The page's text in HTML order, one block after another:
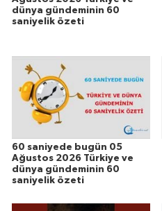
dünya gündeminin 60
saniyelik özeti
60 saniyede bugün 05
Ağustos 2026 Türkiye ve
dünya gündeminin 60
saniyelik özeti